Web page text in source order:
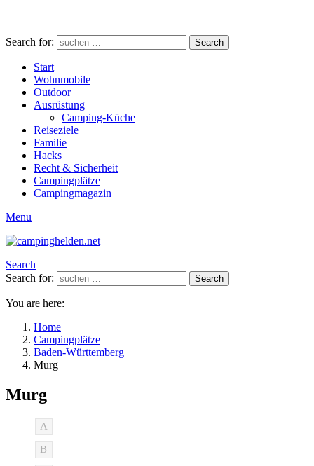
Search for: Search
Start
Wohnmobile
Outdoor
Ausrüstung
Camping-Küche
Reiseziele
Familie
Hacks
Recht & Sicherheit
Campingplätze
Campingmagazin
Menu
Search
Search for:
Search
You are here:
Home
Campingplätze
Baden-Württemberg
Murg
Murg
A
B